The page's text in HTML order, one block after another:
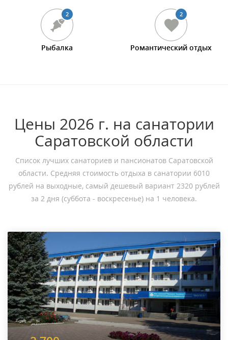
2
Рыбалка
2
Романтический отдых
Цены 2026 г. на санатории
Саратовской области
Список лучших санаториев и пансионатов Саратовской
области. Средняя стоимость отдыха в санатории 6010
рублей на выходные, самый дешевый вариант 2320 рублей
за 2 дня (суббота - воскресенье) на 1 человека.